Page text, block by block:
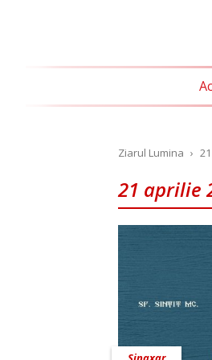
Ziarul Lumina ›
21 aprilie
Octombrie